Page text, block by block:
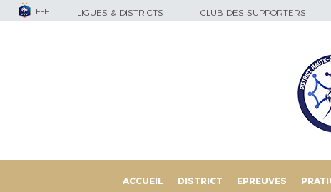
FFF LIGUES & DISTRICTS CLUB DES SUPPORTERS
ACCUEIL DISTRICT EPREUVES